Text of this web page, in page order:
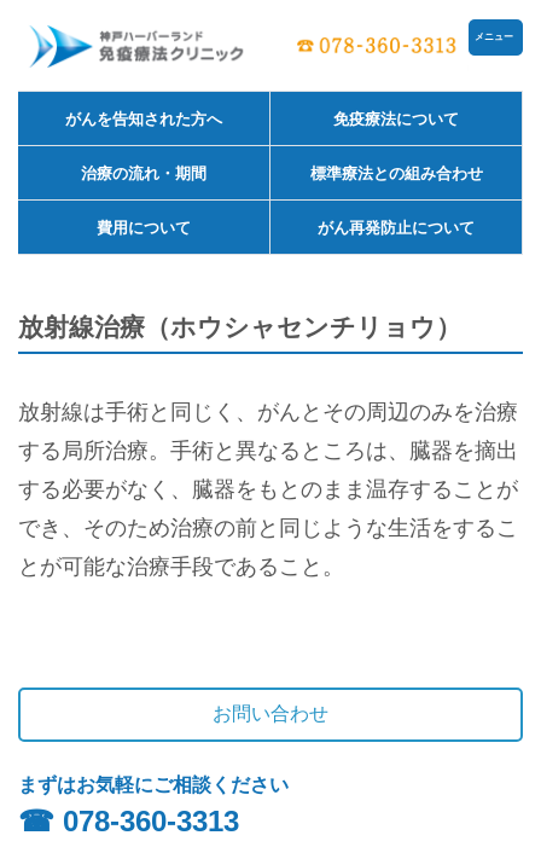
メニュー
がんを告知された方へ 免疫療法について
治療の流れ・期間 標準療法との組み合わせ
費用について がん再発防止について
放射線治療（ホウシャセンチリョウ）
放射線は手術と同じく、がんとその周辺のみを治療
する局所治療。手術と異なるところは、臓器を摘出
する必要がなく、臓器をもとのまま温存することが
でき、そのため治療の前と同じような生活をするこ
とが可能な治療手段であること。
お問い合わせ
まずはお気軽にご相談ください
☎︎ 078-360-3313